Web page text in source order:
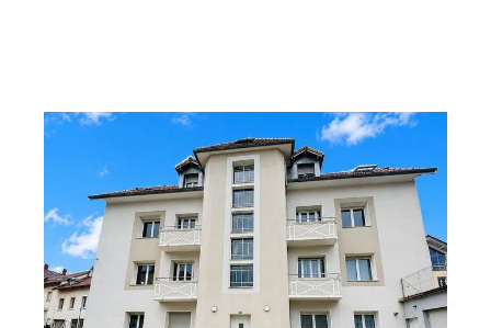
68,43 m
, 2 pièces
Ref : 10365
Appartement F2 à louer
750 €
par mois charges comprises